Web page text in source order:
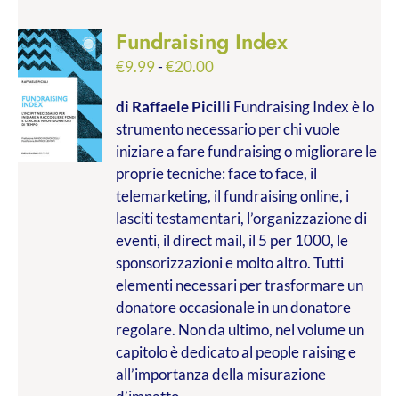
Fundraising Index
€9.99-€20.00Fascia
prezzo:
da
€9.99
a
€20.00
di Raffaele Picilli Fundraising Index è lo
strumento necessario per chi vuole
iniziare a fare fundraising o migliorare le
proprie tecniche: face to face, il
telemarketing, il fundraising online, i
lasciti testamentari, l’organizzazione di
eventi, il direct mail, il 5 per 1000, le
sponsorizzazioni e molto altro. Tutti
elementi necessari per trasformare un
donatore occasionale in un donatore
regolare. Non da ultimo, nel volume un
capitolo è dedicato al people raising e
all’importanza della misurazione